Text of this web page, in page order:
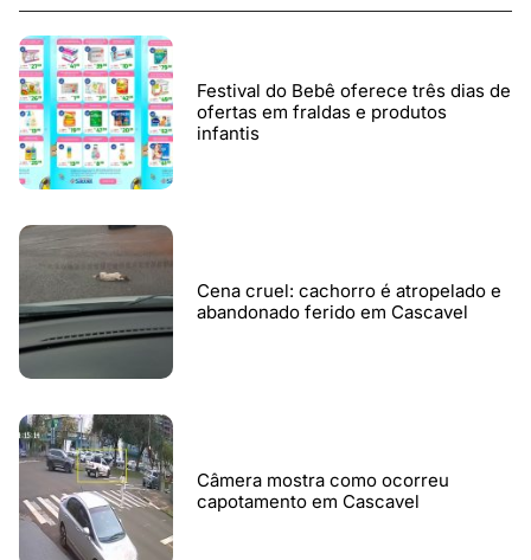
Festival do Bebê oferece três dias de
ofertas em fraldas e produtos
infantis
Cena cruel: cachorro é atropelado e
abandonado ferido em Cascavel
Câmera mostra como ocorreu
capotamento em Cascavel